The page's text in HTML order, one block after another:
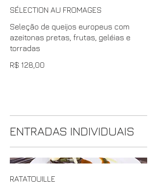
SÉLECTION AU FROMAGES
Seleção de queijos europeus com
azeitonas pretas, frutas, geléias e
torradas
R$ 128,00
ENTRADAS INDIVIDUAIS
RATATOUILLE